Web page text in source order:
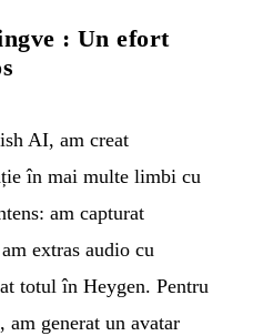
: Un efort
AI, am creat
în mai multe limbi cu
am capturat
extras audio cu
totul în Heygen. Pentru
am generat un avatar